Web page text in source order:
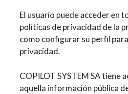
El usuario puede acceder en
políticas de privacidad de la
como configurar su perfil
privacidad.
COPILOT SYSTEM SA tiene
aquella información pública